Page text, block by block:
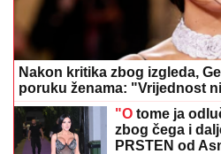
Nakon kritika zbog izgleda,
poruku ženama: "Vrijednost
"O tome ja
zbog čega i
PRSTEN od